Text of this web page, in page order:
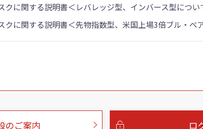
クに関する説明書＜レバレッジ型、インバース型につい
クに関する説明書＜先物指数型、米国上場3倍ブル・ベ
のご案内 ロ